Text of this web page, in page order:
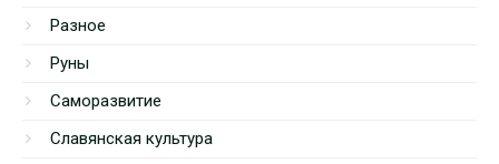
Разное
Руны
Саморазвитие
Славянская культура